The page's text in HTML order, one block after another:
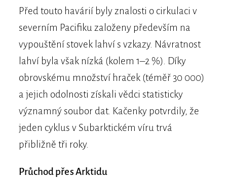
Před touto havárií byly znalosti o cirkulaci v
severním Pacifiku založeny především na
vypouštění stovek lahví s vzkazy. Návratnost
lahví byla však nízká (kolem 1–2 %). Díky
obrovskému množství hraček (téměř 30 000)
a jejich odolnosti získali vědci statisticky
významný soubor dat. Kačenky potvrdily, že
jeden cyklus v Subarktickém víru trvá
přibližně tři roky.
Průchod přes Arktidu